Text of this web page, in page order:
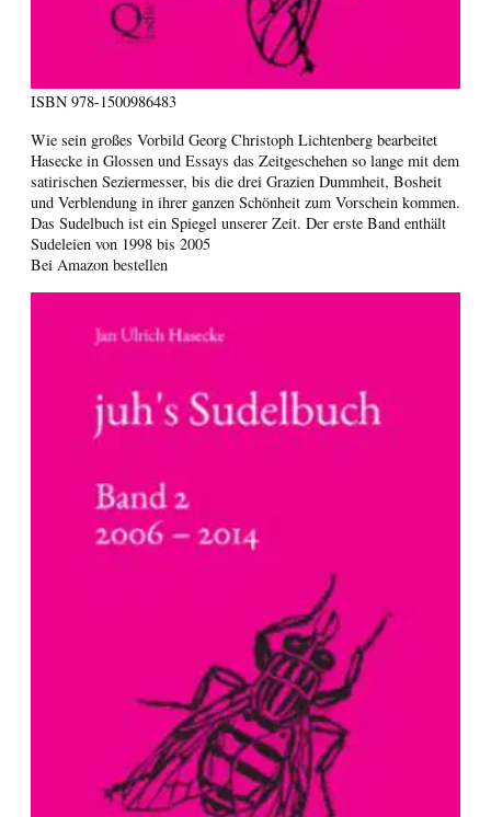
ISBN 978-1500986483
Wie sein großes Vorbild Georg Christoph Lichtenberg bearbeitet
Hasecke in Glossen und Essays das Zeitgeschehen so lange mit dem
satirischen Seziermesser, bis die drei Grazien Dummheit, Bosheit
und Verblendung in ihrer ganzen Schönheit zum Vorschein kommen.
Das Sudelbuch ist ein Spiegel unserer Zeit. Der erste Band enthält
Sudeleien von 1998 bis 2005
Bei Amazon bestellen